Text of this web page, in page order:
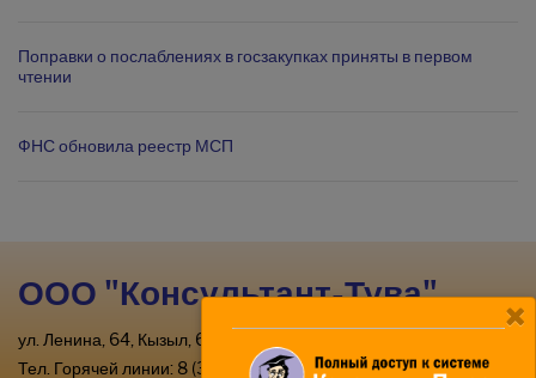
Поправки о послаблениях в госзакупках приняты в первом
чтении
ФНС обновила реестр МСП
ООО "Консультант-Тува"
ул. Ленина, 64, Кызыл, 667000
Тел. Горячей линии: 8 (39422) 2-33-03